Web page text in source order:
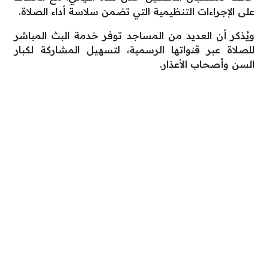
على الإجراءات التنظيمية التي تضمن سلاسة أداء الصلاة.
ويُذكر أن العديد من المساجد توفر خدمة البث المباشر
للصلاة عبر قنواتها الرسمية، لتسهيل المشاركة لكبار
السن وأصحاب الأعذار.